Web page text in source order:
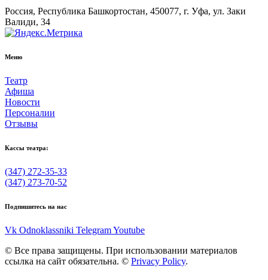
Россия, Республика Башкортостан, 450077, г. Уфа, ул. Заки
Валиди, 34
Меню
Театр
Афиша
Новости
Персоналии
Отзывы
Кассы театра:
(347) 272-35-33
(347) 273-70-52
Подпишитесь на нас
Vk Odnoklassniki TelegramYoutube
© Все права защищены. При использовании материалов
ссылка на сайт обязательна. © Privacy Policy.